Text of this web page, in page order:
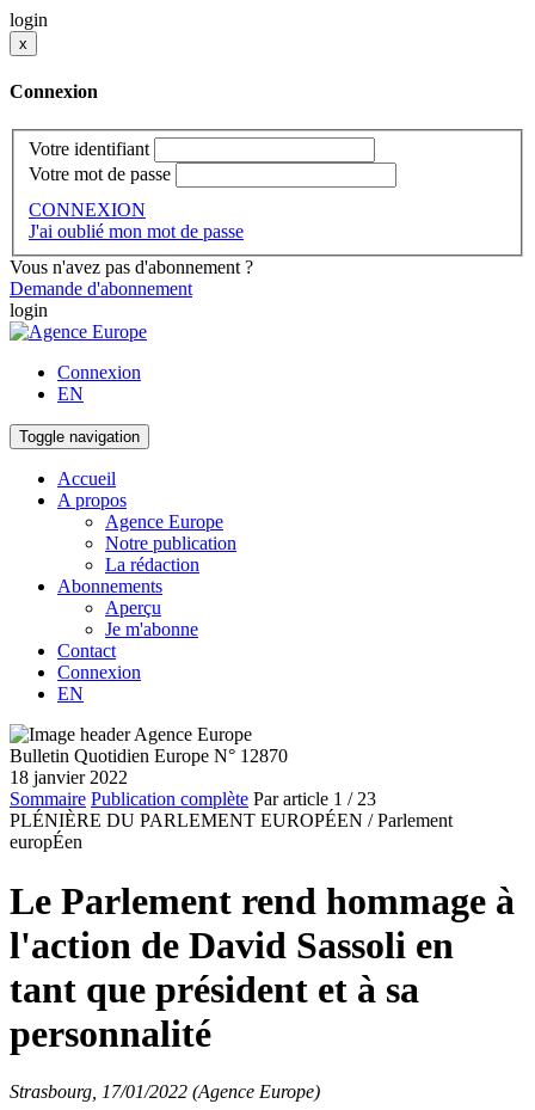
login
x
Connexion
Votre identifiant
Votre mot de passe
CONNEXION
J'ai oublié mon mot de passe
Vous n'avez pas d'abonnement ?
Demande d'abonnement
login
Connexion
EN
Toggle navigation
Accueil
A propos
Agence Europe
Notre publication
La rédaction
Abonnements
Aperçu
Je m'abonne
Contact
Connexion
EN
Bulletin Quotidien Europe N° 12870
18 janvier 2022
Sommaire Publication complète Par article 1 / 23
PLÉNIÈRE DU PARLEMENT EUROPÉEN / Parlement
europÉen
Le Parlement rend hommage à
l'action de David Sassoli en
tant que président et à sa
personnalité
Strasbourg, 17/01/2022 (Agence Europe)